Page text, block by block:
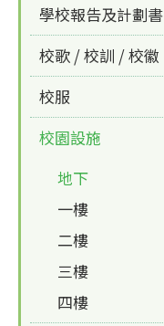
學校報告及計劃書
校歌 / 校訓 / 校徽
校服
校園設施
地下
一樓
二樓
三樓
四樓